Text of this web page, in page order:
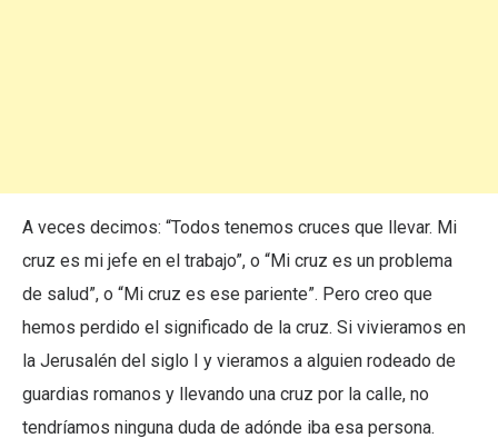
A veces decimos: “Todos tenemos cruces que llevar. Mi
cruz es mi jefe en el trabajo”, o “Mi cruz es un problema
de salud”, o “Mi cruz es ese pariente”. Pero creo que
hemos perdido el significado de la cruz. Si vivieramos en
la Jerusalén del siglo I y vieramos a alguien rodeado de
guardias romanos y llevando una cruz por la calle, no
tendríamos ninguna duda de adónde iba esa persona.